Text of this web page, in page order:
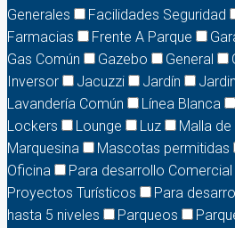
Generales
Facilidades Seguridad
Farmacias
Frente A Parque
Gas Común
Gazebo General
Inversor
Jacuzzi Jardín
Lavandería Común
Línea Blanca
Lockers
Lounge Luz
Malla
Marquesina
Mascotas permitidas
Oficina
Para desarrollo Comercial
Proyectos Turísticos
Para
hasta 5 niveles
Parqueos